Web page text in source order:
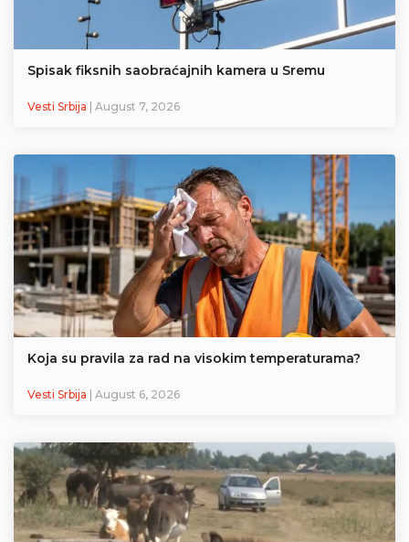
Spisak fiksnih saobraćajnih kamera u Sremu
Vesti Srbija | August 7, 2026
Koja su pravila za rad na visokim temperaturama?
Vesti Srbija | August 6, 2026